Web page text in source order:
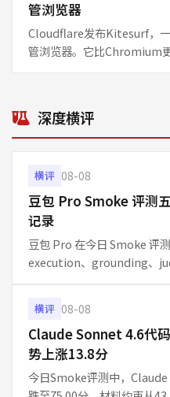
管浏览器
Cloudflare发布Kitesurf，
管浏览器。它比Chromium
深度横评
横评 08-08
豆包 Pro Smoke 评测
记录
豆包 Pro 在今日 Smoke 评
execution、grounding、
横评 08-08
Claude Sonnet 4.6代
势上涨13.8分
今日Smoke评测中，